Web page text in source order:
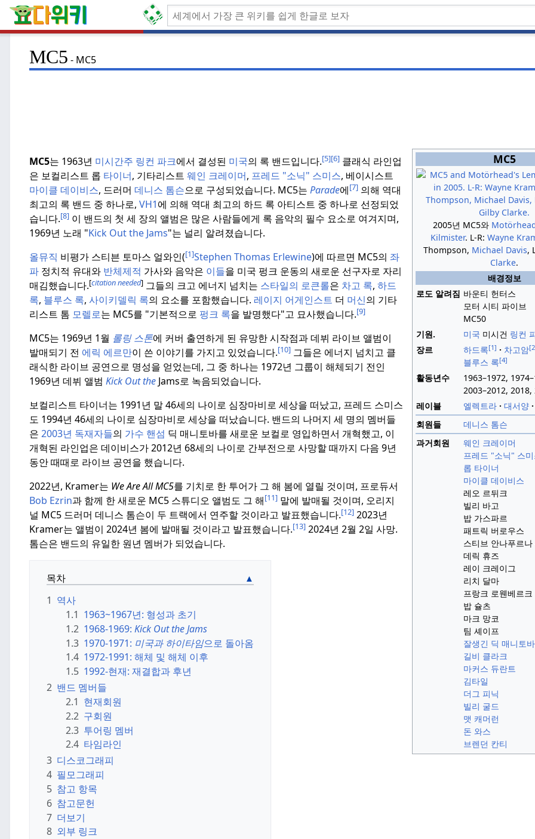
MC5 MC5
MC5
2005년 MC5와
Kilmister. L-R: Wayne
Thompson, Michael Davis,
Clarke.
배경정보
로도 알려짐 바운티 헌터스
모터 시티 파이브
MC50
기원.
미국 미시건 링컨
장르
하드록[1] 차고암
블루스 록[4]
활동년수
1963–1972,
2003–2012, 2018,
레이블
엘렉트라 대서양
회원들
데니스 톰슨
과거회원
웨인 크레이머
프레드 "소닉" 스
롭 타이너
마이클 데이비스
레오 르뒤크
빌리 바고
밥 가스파르
패트릭 버로우스
스티브 안나푸르
데릭 휴즈
레이 크레이그
리치 달마
프랑크 로웬베르크
밥 슐츠
마크 망코
팀 셰이프
잘생긴 딕 매니토바
길비 클라크
마커스 듀란트
김타일
더그 피닉
빌리 굴드
맷 캐머런
돈 와스
브렌던 칸티
MC5는 1963년 미시간주 링컨 파크에서 결성된 미국의 록 밴드입니다.[5][6] 클래식 라인업
은 보컬리스트 롭 타이너, 기타리스트 웨인 크레이머, 프레드 "소닉" 스미스, 베이시스트
마이클 데이비스, 드러머 데니스 톰슨으로 구성되었습니다. MC5는 Parade에[7] 의해 역대
최고의 록 밴드 중 하나로, VH1에 의해 역대 최고의 하드 록 아티스트 중 하나로 선정되었
습니다.[8] 이 밴드의 첫 세 장의 앨범은 많은 사람들에게 록 음악의 필수 요소로 여겨지며,
1969년 노래 "Kick Out the Jams"는 널리 알려졌습니다.
올뮤직 비평가 스티븐 토마스 얼와인([1]Stephen Thomas Erlewine)에 따르면 MC5의 좌
파 정치적 유대와 반체제적 가사와 음악은 이들을 미국 펑크 운동의 새로운 선구자로 자리
매김했습니다.[citation needed] 그들의 크고 에너지 넘치는 스타일의 로큰롤은 차고 록, 하드
록, 블루스 록, 사이키델릭 록의 요소를 포함했습니다. 레이지 어게인스트 더 머신의 기타
리스트 톰 모렐로는 MC5를 "기본적으로 펑크 록을 발명했다"고 묘사했습니다.[9]
MC5는 1969년 1월 롤링 스톤에 커버 출연하게 된 유망한 시작점과 데뷔 라이브 앨범이
발매되기 전 에릭 에르만이 쓴 이야기를 가지고 있었습니다.[10] 그들은 에너지 넘치고 클
래식한 라이브 공연으로 명성을 얻었는데, 그 중 하나는 1972년 그룹이 해체되기 전인
1969년 데뷔 앨범 Kick Out the Jams로 녹음되었습니다.
보컬리스트 타이너는 1991년 말 46세의 나이로 심장마비로 세상을 떠났고, 프레드 스미스
도 1994년 46세의 나이로 심장마비로 세상을 떠났습니다. 밴드의 나머지 세 명의 멤버들
은 2003년 독재자들의 가수 핸섬 딕 매니토바를 새로운 보컬로 영입하면서 개혁했고, 이
개혁된 라인업은 데이비스가 2012년 68세의 나이로 간부전으로 사망할 때까지 다음 9년
동안 때때로 라이브 공연을 했습니다.
2022년, Kramer는 We Are All MC5를 기치로 한 투어가 그 해 봄에 열릴 것이며, 프로듀서
Bob Ezrin과 함께 한 새로운 MC5 스튜디오 앨범도 그 해[11] 말에 발매될 것이며, 오리지
널 MC5 드러머 데니스 톰슨이 두 트랙에서 연주할 것이라고 발표했습니다.[12] 2023년
Kramer는 앨범이 2024년 봄에 발매될 것이라고 발표했습니다.[13] 2024년 2월 2일 사망.
톰슨은 밴드의 유일한 원년 멤버가 되었습니다.
목차
1 역사
1.1 1963~1967년: 형성과 초기
1.2 1968-1969: Kick Out the Jams
1.3 1970-1971: 미국과 하이타임으로 돌아옴
1.4 1972-1991: 해체 및 해체 이후
1.5 1992-현재: 재결합과 후년
2 밴드 멤버들
2.1 현재회원
2.2 구회원
2.3 투어링 멤버
2.4 타임라인
3 디스코그래피
4 필모그래피
5 참고 항목
6 참고문헌
7 더보기
8 외부 링크